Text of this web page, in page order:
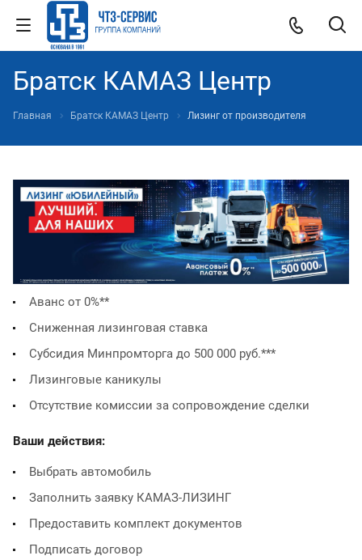
Братск КАМАЗ Центр
Главная Братск КАМАЗ Центр Лизинг от производителя
Аванс от 0%**
Сниженная лизинговая ставка
Субсидия Минпромторга до 500 000 руб.***
Лизинговые каникулы
Отсутствие комиссии за сопровождение сделки
Ваши действия:
Выбрать автомобиль
Заполнить заявку КАМАЗ-ЛИЗИНГ
Предоставить комплект документов
Подписать договор